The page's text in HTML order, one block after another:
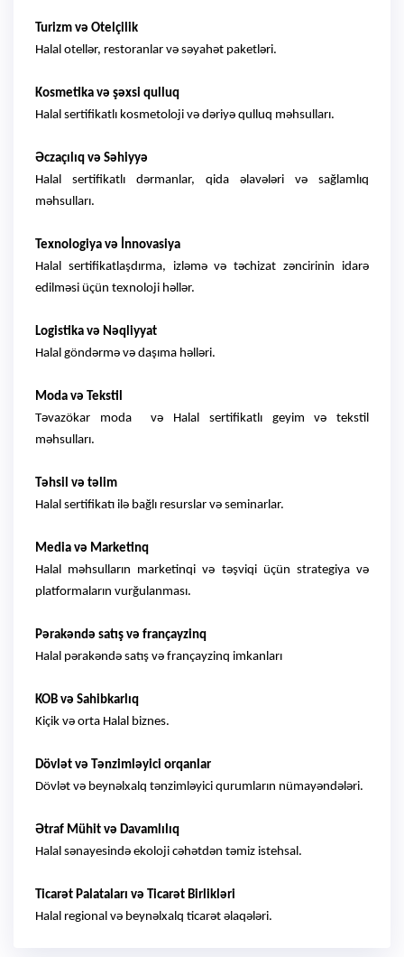
Turizm və Otelçilik
Halal otellər, restoranlar və səyahət paketləri.
Kosmetika və şəxsi qulluq
Halal sertifikatlı kosmetoloji və dəriyə qulluq məhsulları.
Əczaçılıq və Səhiyyə
Halal sertifikatlı dərmanlar, qida əlavələri və sağlamlıq
məhsulları.
Texnologiya və İnnovasiya
Halal sertifikatlaşdırma, izləmə və təchizat zəncirinin idarə
edilməsi üçün texnoloji həllər.
Logistika və Nəqliyyat
Halal göndərmə və daşıma həlləri.
Moda və Tekstil
Təvazökar moda və Halal sertifikatlı geyim və tekstil
məhsulları.
Təhsil və təlim
Halal sertifikatı ilə bağlı resurslar və seminarlar.
Media və Marketinq
Halal məhsulların marketinqi və təşviqi üçün strategiya və
platformaların vurğulanması.
Pərakəndə satış və françayzinq
Halal pərakəndə satış və françayzinq imkanları
KOB və Sahibkarlıq
Kiçik və orta Halal biznes.
Dövlət və Tənzimləyici orqanlar
Dövlət və beynəlxalq tənzimləyici qurumların nümayəndələri.
Ətraf Mühit və Davamlılıq
Halal sənayesində ekoloji cəhətdən təmiz istehsal.
Ticarət Palataları və Ticarət Birlikləri
Halal regional və beynəlxalq ticarət əlaqələri.